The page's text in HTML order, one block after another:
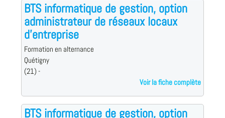
BTS informatique de gestion, option
administrateur de réseaux locaux
d'entreprise
Formation en alternance
Quétigny
(21) -
Voir la fiche complète
BTS informatique de gestion, option